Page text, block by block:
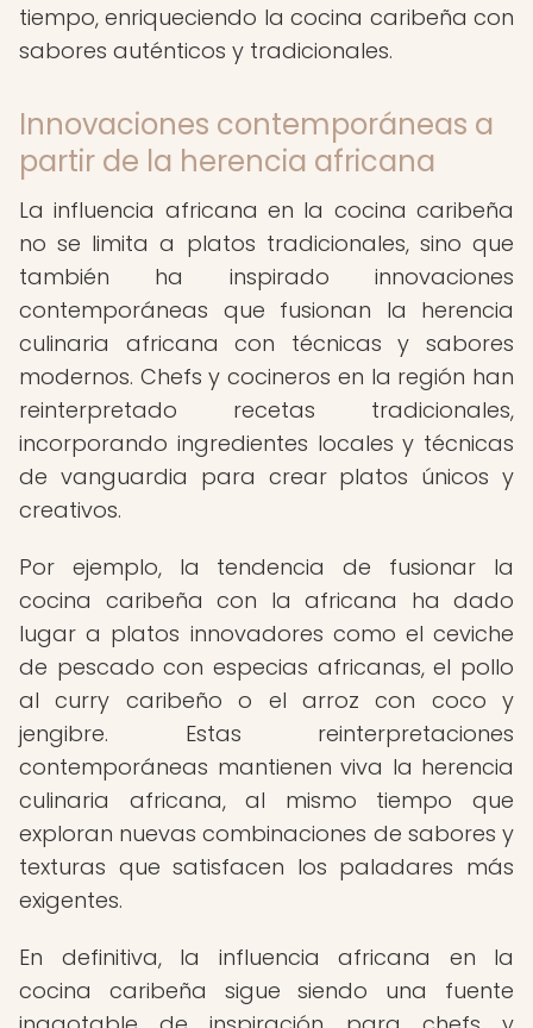
tiempo, enriqueciendo la cocina caribeña con
sabores auténticos y tradicionales.
Innovaciones contemporáneas a
partir de la herencia africana
La influencia africana en la cocina caribeña
no se limita a platos tradicionales, sino que
también ha inspirado innovaciones
contemporáneas que fusionan la herencia
culinaria africana con técnicas y sabores
modernos. Chefs y cocineros en la región han
reinterpretado recetas tradicionales,
incorporando ingredientes locales y técnicas
de vanguardia para crear platos únicos y
creativos.
Por ejemplo, la tendencia de fusionar la
cocina caribeña con la africana ha dado
lugar a platos innovadores como el ceviche
de pescado con especias africanas, el pollo
al curry caribeño o el arroz con coco y
jengibre. Estas reinterpretaciones
contemporáneas mantienen viva la herencia
culinaria africana, al mismo tiempo que
exploran nuevas combinaciones de sabores y
texturas que satisfacen los paladares más
exigentes.
En definitiva, la influencia africana en la
cocina caribeña sigue siendo una fuente